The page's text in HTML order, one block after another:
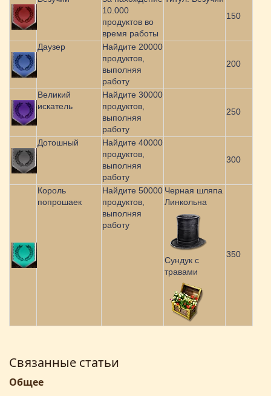
10.000
продуктов во
время работы
150
Даузер
Найдите 20000
продуктов,
выполняя
работу
200
Великий
искатель
Найдите 30000
продуктов,
выполняя
работу
250
Дотошный
Найдите 40000
продуктов,
выполняя
работу
300
Король
попрошаек
Найдите 50000
продуктов,
выполняя
работу
Черная шляпа
Линкольна
Сундук с
травами
350
Связанные статьи
Общее